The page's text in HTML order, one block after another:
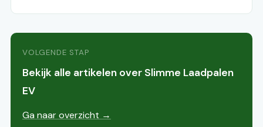
VOLGENDE STAP
Bekijk alle artikelen over Slimme Laadpalen
EV
Ga naar overzicht →